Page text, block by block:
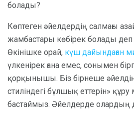
болады?
Көптеген әйелдердің салмағы
жамбастары көбірек болады
Өкінішке орай, күш дайындаған
үлкенірек ғана емес, сонымен
қорқынышы. Біз бірнеше
стиліндегі бұлшық еттерін» құру
бастаймыз. Әйелдерде олардың